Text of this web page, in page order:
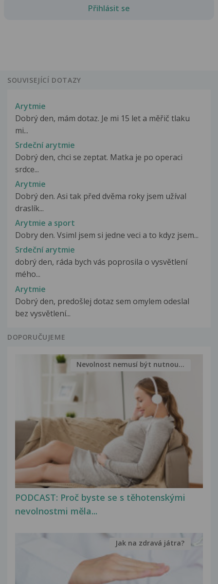
Přihlásit se
SOUVISEJÍCÍ DOTAZY
Arytmie
Dobrý den, mám dotaz. Je mi 15 let a měřič tlaku
mi...
Srdeční arytmie
Dobrý den, chci se zeptat. Matka je po operaci
srdce...
Arytmie
Dobrý den. Asi tak před dvěma roky jsem užíval
draslík...
Arytmie a sport
Dobry den. Vsiml jsem si jedne veci a to kdyz jsem...
Srdeční arytmie
dobrý den, ráda bych vás poprosila o vysvětlení
mého...
Arytmie
Dobrý den, predošlej dotaz sem omylem odeslal
bez vysvětlení...
DOPORUČUJEME
PODCAST: Proč byste se s těhotenskými
nevolnostmi měla...
Nevolnost nemusí být nutnou...
Jak na zdravá játra?